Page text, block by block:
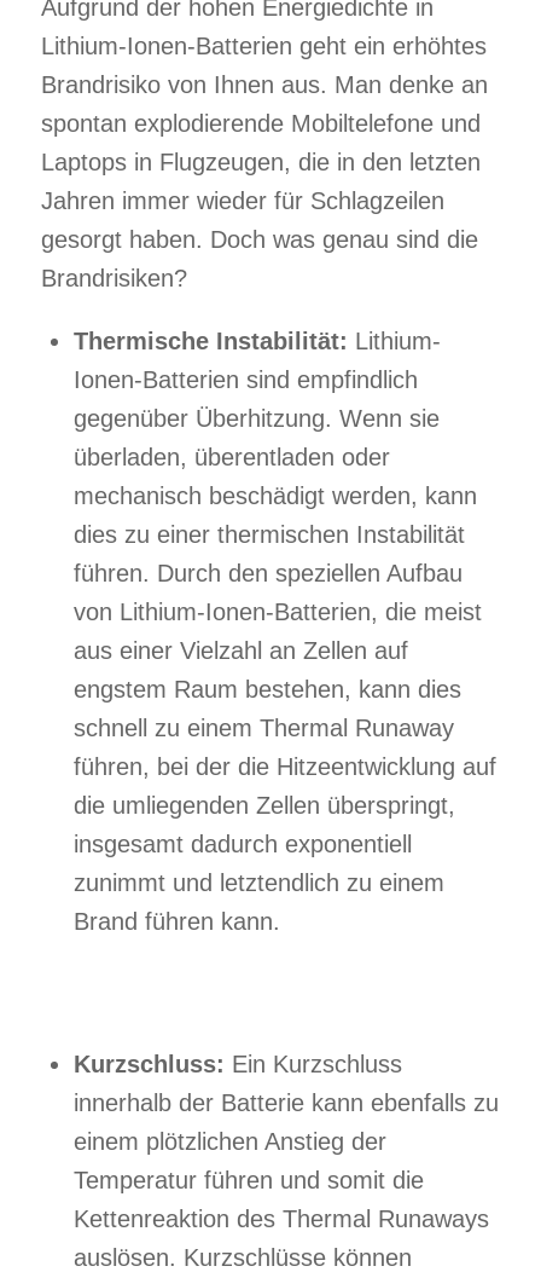
Aufgrund der hohen Energiedichte in
Lithium-Ionen-Batterien geht ein erhöhtes
Brandrisiko von Ihnen aus. Man denke an
spontan explodierende Mobiltelefone und
Laptops in Flugzeugen, die in den letzten
Jahren immer wieder für Schlagzeilen
gesorgt haben. Doch was genau sind die
Brandrisiken?
Thermische Instabilität: Lithium-
Ionen-Batterien sind empfindlich
gegenüber Überhitzung. Wenn sie
überladen, überentladen oder
mechanisch beschädigt werden, kann
dies zu einer thermischen Instabilität
führen. Durch den speziellen Aufbau
von Lithium-Ionen-Batterien, die meist
aus einer Vielzahl an Zellen auf
engstem Raum bestehen, kann dies
schnell zu einem Thermal Runaway
führen, bei der die Hitzeentwicklung auf
die umliegenden Zellen überspringt,
insgesamt dadurch exponentiell
zunimmt und letztendlich zu einem
Brand führen kann.
Kurzschluss: Ein Kurzschluss
innerhalb der Batterie kann ebenfalls zu
einem plötzlichen Anstieg der
Temperatur führen und somit die
Kettenreaktion des Thermal Runaways
auslösen. Kurzschlüsse können